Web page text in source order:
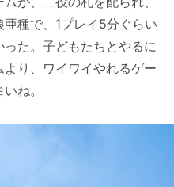
種で、1プレイ5分ぐらい
た。子どもたちとやるに
り、ワイワイやれるゲー
ね。